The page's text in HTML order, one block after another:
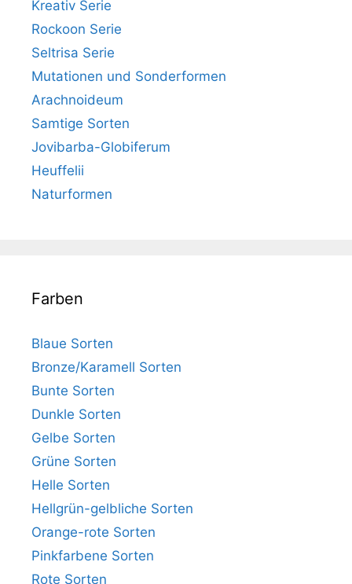
Kreativ Serie
Rockoon Serie
Seltrisa Serie
Mutationen und Sonderformen
Arachnoideum
Samtige Sorten
Jovibarba-Globiferum
Heuffelii
Naturformen
Farben
Blaue Sorten
Bronze/Karamell Sorten
Bunte Sorten
Dunkle Sorten
Gelbe Sorten
Grüne Sorten
Helle Sorten
Hellgrün-gelbliche Sorten
Orange-rote Sorten
Pinkfarbene Sorten
Rote Sorten